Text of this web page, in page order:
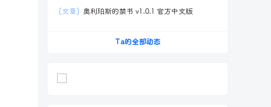
[文章] 奥利珀斯的禁书 v1.0.1 官方中文版
Ta的全部动态